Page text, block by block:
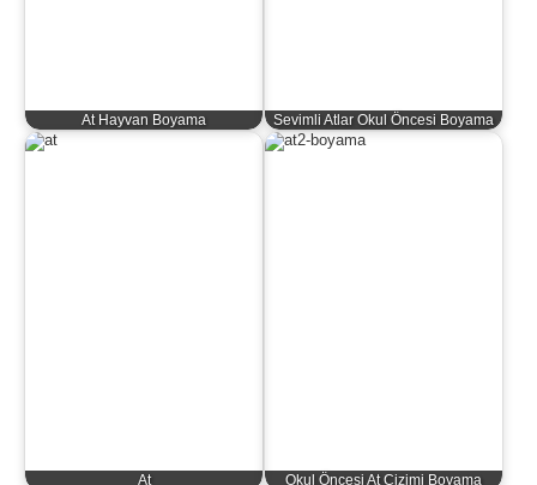
At Hayvan Boyama Sevimli Atlar Okul Öncesi Boyama
At Okul Öncesi At Çizimi Boyama